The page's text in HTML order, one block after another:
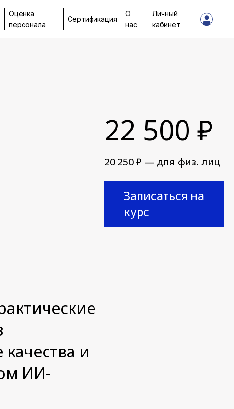
Оценка
персонала
Сертификация
О
нас
Личный
кабинет
и
ИИ-
22 500 ₽
20 250 ₽ — для физ. лиц
Записаться на
курс